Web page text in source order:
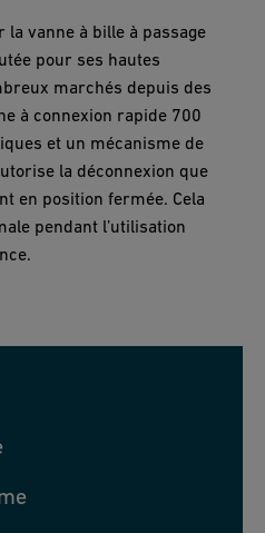
la vanne à bille à passage
pour ses hautes
marchés depuis des
à connexion rapide 700
et un mécanisme de
la déconnexion que
en position fermée. Cela
pendant l’utilisation